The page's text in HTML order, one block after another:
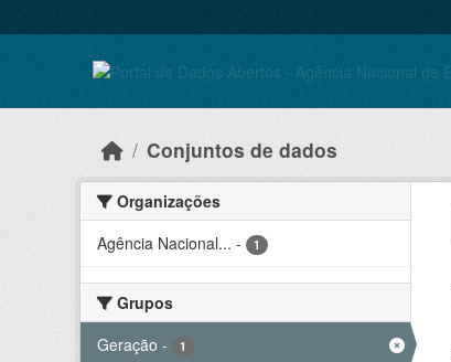
Conjuntos de dados
Organizações
Agência Nacional... - 1
Grupos
Geração - 1